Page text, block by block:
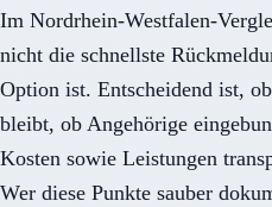
Im Nordrhein-Westfalen-
nicht die schnellste
Option ist. Entscheidend ist,
bleibt, ob Angehörige
Kosten sowie Leistungen
Wer diese Punkte sauber